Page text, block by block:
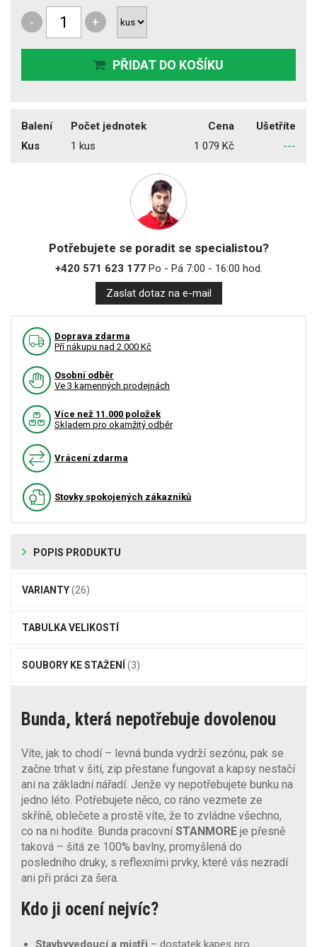
- +
PŘIDAT DO KOŠÍKU
Balení Počet jednotek Cena
Ušetříte
Kus
1 kus 1 079 Kč ---
Potřebujete se poradit se specialistou?
+420 571 623 177Po - Pá 7:00 - 16:00 hod.
Zaslat dotaz na e-mail
Doprava zdarma
Pří nákupu nad 2.000 Kč
Osobní odběr
Ve 3 kamenných prodejnách
Více než 11.000 položek
Skladem pro okamžitý odběr
Vrácení zdarma
Stovky spokojených zákazníků
POPIS PRODUKTU
VARIANTY(26)
TABULKA VELIKOSTÍ
SOUBORY KE STAŽENÍ (3)
Bunda, která nepotřebuje dovolenou
Víte, jak to chodí – levná bunda vydrží sezónu, pak se
začne trhat v šití, zip přestane fungovat a kapsy nestačí
ani na základní nářadí. Jenže vy nepotřebujete bunku na
jedno léto. Potřebujete něco, co ráno vezmete ze
skříně, oblečete a prostě víte, že to zvládne všechno,
co na ni hodíte. Bunda pracovníSTANMORE je přesně
taková – šitá ze 100% bavlny, promyšlená do
posledního druky, s reflexními prvky, které vás nezradí
ani při práci za šera.
Kdo ji ocení nejvíc?
Stavbyvedoucí a mistři – dostatek kapes pro